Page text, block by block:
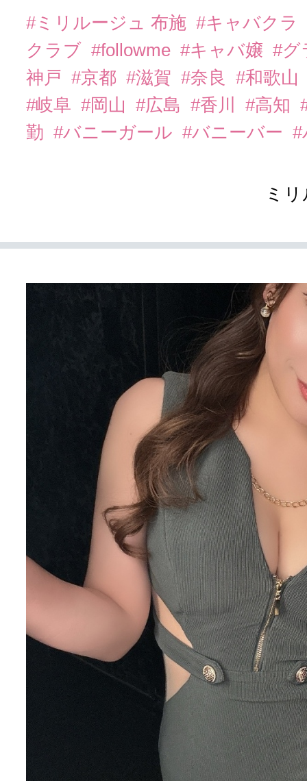
#ミリルージュ 布施 #キャバクラ
クラブ #followme #キャバ嬢 #グ
神戸 #京都 #滋賀 #奈良
#和歌山
#岐阜 #岡山 #広島 #香川 #高知
勤 #バニーガール #バニーバー #
ミ